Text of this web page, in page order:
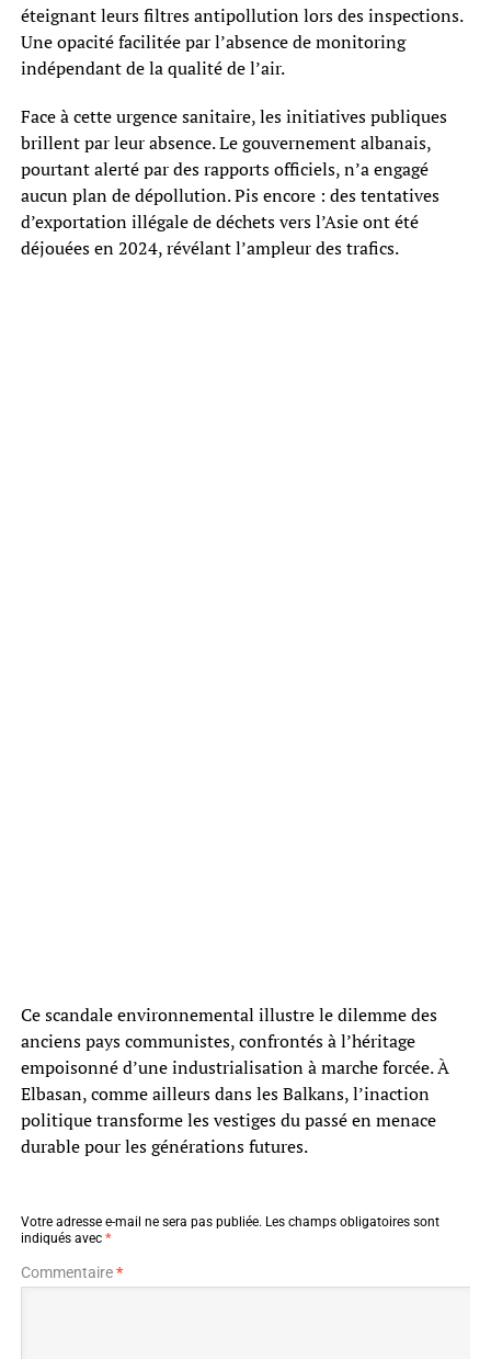
éteignant leurs filtres antipollution lors des inspections.
Une opacité facilitée par l’absence de monitoring
indépendant de la qualité de l’air.
Face à cette urgence sanitaire, les initiatives publiques
brillent par leur absence. Le gouvernement albanais,
pourtant alerté par des rapports officiels, n’a engagé
aucun plan de dépollution. Pis encore : des tentatives
d’exportation illégale de déchets vers l’Asie ont été
déjouées en 2024, révélant l’ampleur des trafics.
Ce scandale environnemental illustre le dilemme des
anciens pays communistes, confrontés à l’héritage
empoisonné d’une industrialisation à marche forcée. À
Elbasan, comme ailleurs dans les Balkans, l’inaction
politique transforme les vestiges du passé en menace
durable pour les générations futures.
Votre adresse e-mail ne sera pas publiée. Les champs obligatoires sont
indiqués avec *
Commentaire*